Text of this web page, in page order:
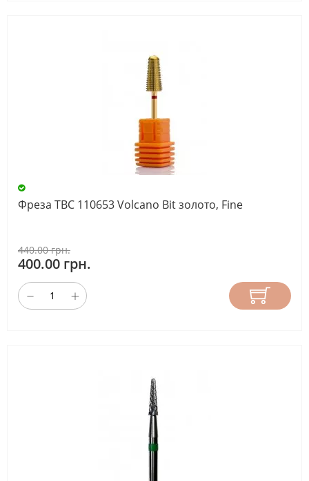
Фреза ТВС 110653 Volcano Bit золото, Fine
440.00 грн.
400.00 грн.